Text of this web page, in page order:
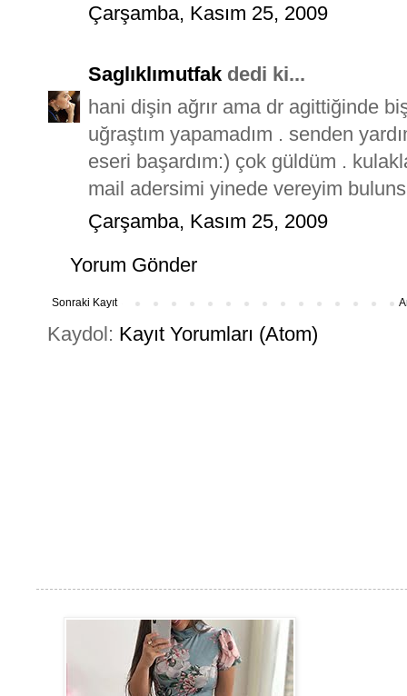
Çarşamba, Kasım 25, 2009
Saglıklımutfak dedi ki...
hani dişin ağrır ama dr agittiğinde
uğraştım yapamadım . senden
eseri başardım:) çok güldüm .
mail adersimi yinede vereyim
Çarşamba, Kasım 25, 2009
Yorum Gönder
Sonraki Kayıt
Kaydol: Kayıt Yorumları (Atom)